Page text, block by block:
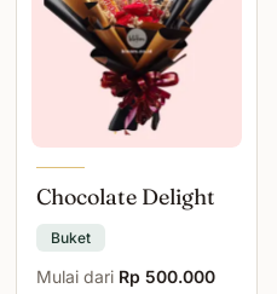
Chocolate Delight
Buket
Mulai dari Rp 500.000